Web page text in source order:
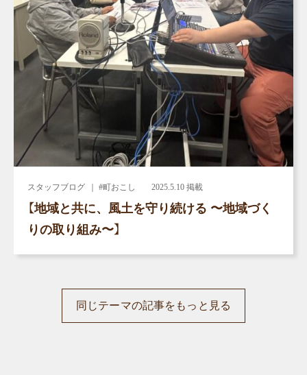
スタッフブログ ｜ #町おこし 2025.5.10 掲載
【地域と共に、風土を守り続ける 〜地域づく
りの取り組み〜】
同じテーマの記事をもっと見る